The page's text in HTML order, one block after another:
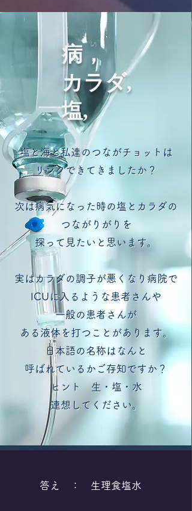
病，
カラダ,
塩,
塩と海と私達のつながチョットは
リンクできてきましたか？
次は病気になった時の塩とカラダの
つながりがりを
探って見たいと思います。
実はカラダの調子が悪くなり病院で
ICUに入るような患者さんや
一般の患者さんが
ある液体を打つことがあります。
​日本語の名称はなんと
呼ばれているかご存知ですか？
ヒント 生・塩・水
​連想してください。
塩と海と私達のつながチョットは
リンクできてきましたか？
次は病気になった時の塩とカラダの
つながりがりを
探って見たいと思います。
実はカラダの調子が悪くなり病院で
ICUに入るような患者さんや
一般の患者さんが
ある液体を打つことがあります。
​日本語の名称はなんと
呼ばれているかご存知ですか？
ヒント 生・塩・水
​連想してください。
答え ： 生理食塩水